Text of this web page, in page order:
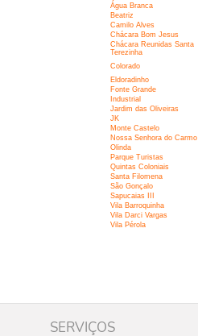
Água Branca
Beatriz
Camilo Alves
Chácara Bom Jesus
Chácara Reunidas Santa
Terezinha
Colorado
Eldoradinho
Fonte Grande
Industrial
Jardim das Oliveiras
JK
Monte Castelo
Nossa Senhora do Carmo
Olinda
Parque Turistas
Quintas Coloniais
Santa Filomena
São Gonçalo
Sapucaias III
Vila Barroquinha
Vila Darci Vargas
Vila Pérola
SERVIÇOS